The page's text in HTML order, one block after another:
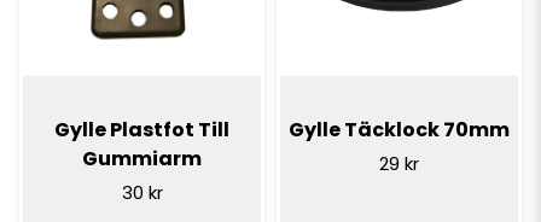
Gylle Plastfot Till
Gummiarm
30 kr
Gylle Täcklock 70mm
29 kr